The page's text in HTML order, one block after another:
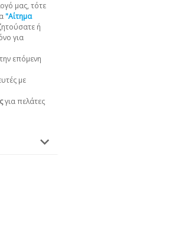
μας, τότε
"Αίτημα
ή
για
επόμενη
με
για πελάτες